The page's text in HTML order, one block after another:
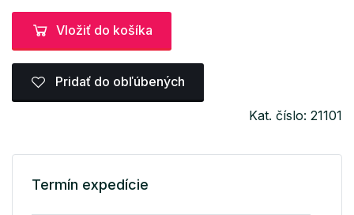
Vložiť do košíka
Pridať do obľúbených
Kat. číslo: 21101
Termín expedície